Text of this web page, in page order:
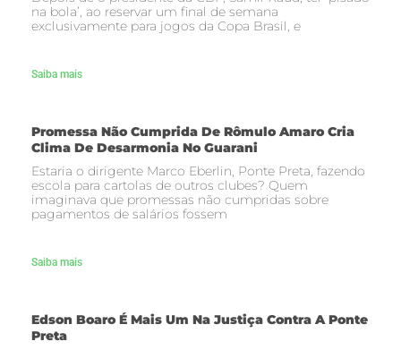
na bola’, ao reservar um final de semana
exclusivamente para jogos da Copa Brasil, e
Saiba mais
Promessa Não Cumprida De Rômulo Amaro Cria
Clima De Desarmonia No Guarani
Estaria o dirigente Marco Eberlin, Ponte Preta, fazendo
escola para cartolas de outros clubes? Quem
imaginava que promessas não cumpridas sobre
pagamentos de salários fossem
Saiba mais
Edson Boaro É Mais Um Na Justiça Contra A Ponte
Preta